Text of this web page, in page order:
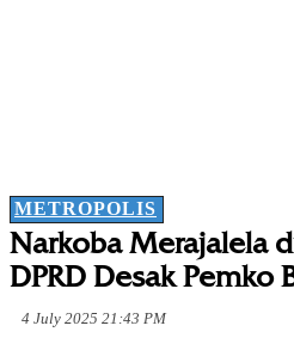
METROPOLIS
Narkoba Merajalela
DPRD Desak Pemko
4 July 2025 21:43 PM